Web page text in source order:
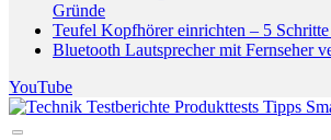
Gründe
Teufel Kopfhörer einrichten – 5
Bluetooth Lautsprecher mit Fernseher
YouTube